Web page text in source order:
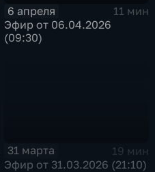
6 апреля
11 мин
Эфир от 06.04.2026
(09:30)
31 марта
19 мин
Эфир от 31.03.2026 (21:10)